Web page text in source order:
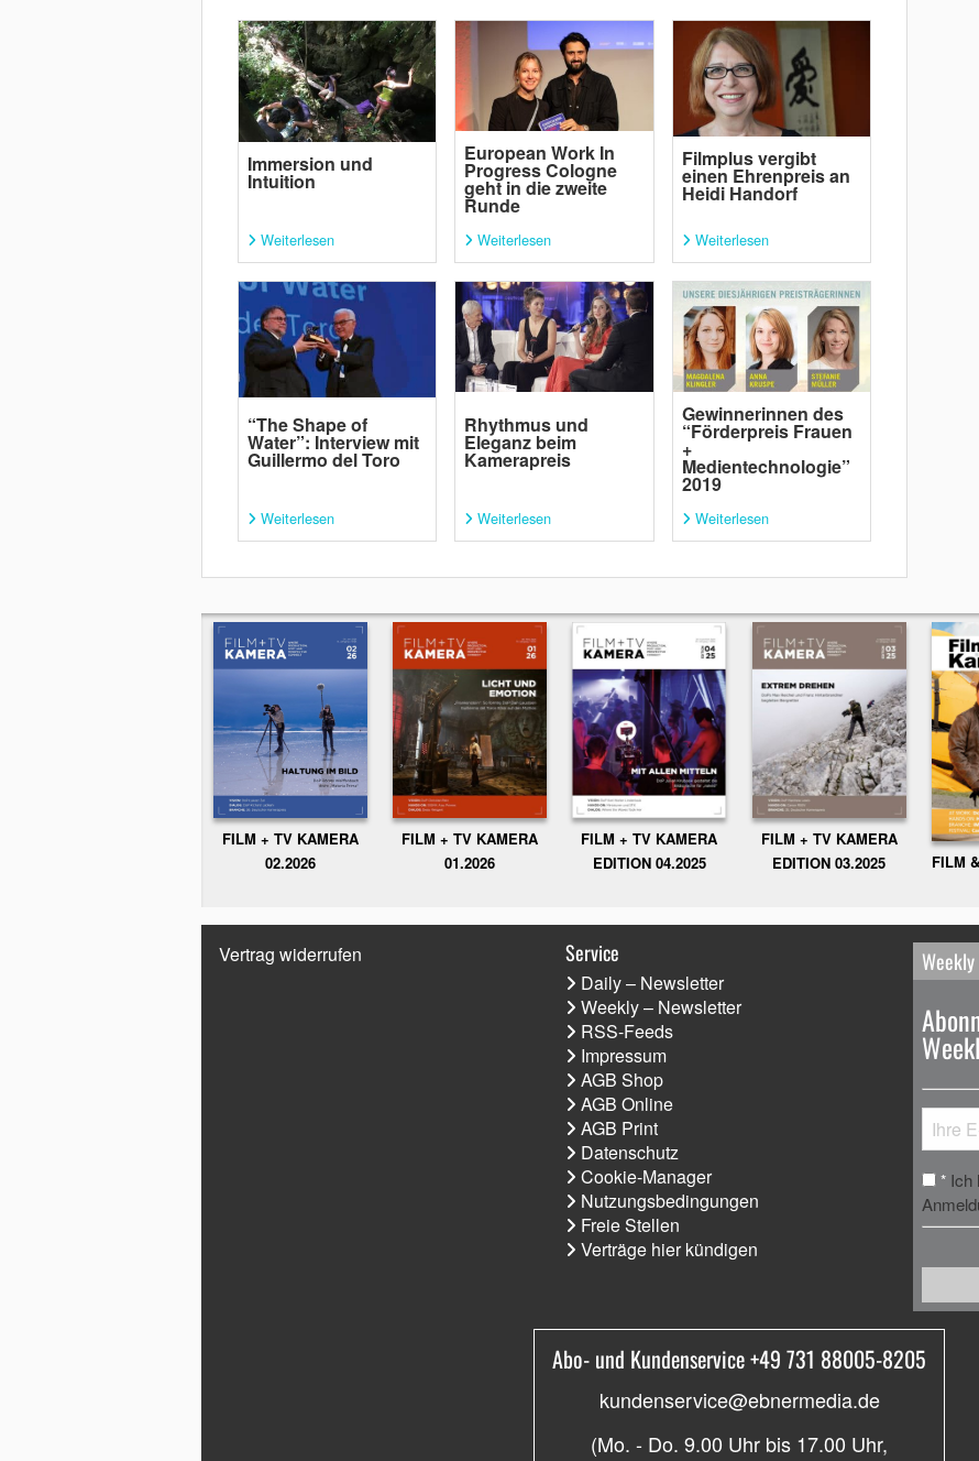
Immersion und
Intuition
Weiterlesen
European Work In
Progress Cologne
geht in die zweite
Runde
Weiterlesen
Filmplus vergibt
einen Ehrenpreis an
Heidi Handorf
Weiterlesen
“The Shape of
Water”: Interview mit
Guillermo del Toro
Weiterlesen
Rhythmus und
Eleganz beim
Kamerapreis
Weiterlesen
Gewinnerinnen des
“Förderpreis Frauen
+
Medientechnologie”
2019
Weiterlesen
FILM + TV KAMERA
02.2026
FILM + TV KAMERA
01.2026
FILM + TV KAMERA
EDITION 04.2025
FILM + TV KAMERA
EDITION 03.2025
FILM
Vertrag widerrufen Service
Daily – Newsletter
Weekly – Newsletter
RSS-Feeds
Impressum
AGB Shop
AGB Online
AGB Print
Datenschutz
Cookie-Manager
Nutzungsbedingungen
Freie Stellen
Verträge hier kündigen
* Ich
Abo- und Kundenservice +49 731 88005-8205
kundenservice@ebnermedia.de
(Mo. - Do. 9.00 Uhr bis 17.00 Uhr,